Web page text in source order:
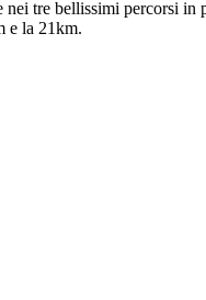
nei tre bellissimi percorsi in
e la 21km.